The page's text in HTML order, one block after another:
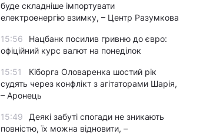
буде складніше імпортувати
електроенергію взимку, – Центр Разумкова
15:56
Нацбанк посилив гривню до євро:
офіційний курс валют на понеділок
15:51
Кіборга Оловаренка шостий рік
судять через конфлікт з агітаторами Шарія,
– Аронець
15:49
Деякі забуті спогади не зникають
повністю, їх можна відновити, –